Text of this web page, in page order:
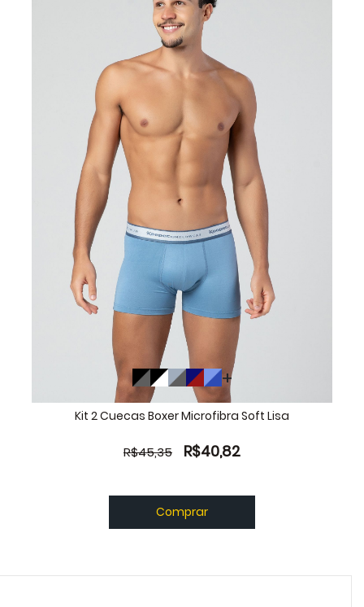
Kit 2 Cuecas Boxer Microfibra Soft Lisa
R$45,35 R$40,82
Comprar